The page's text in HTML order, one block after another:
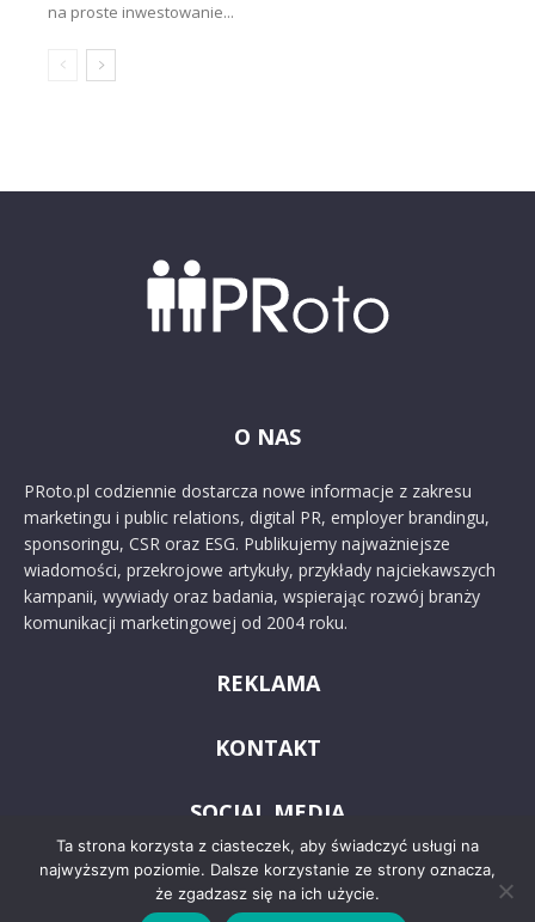
na proste inwestowanie...
O NAS
PRoto.pl codziennie dostarcza nowe informacje z zakresu
marketingu i public relations, digital PR, employer brandingu,
sponsoringu, CSR oraz ESG. Publikujemy najważniejsze
wiadomości, przekrojowe artykuły, przykłady najciekawszych
kampanii, wywiady oraz badania, wspierając rozwój branży
komunikacji marketingowej od 2004 roku.
REKLAMA
KONTAKT
SOCIAL MEDIA
Ta strona korzysta z ciasteczek, aby świadczyć usługi na
najwyższym poziomie. Dalsze korzystanie ze strony oznacza,
że zgadzasz się na ich użycie.